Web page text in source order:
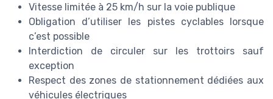
Vitesse limitée à 25 km/h sur la voie publique
Obligation d’utiliser les pistes cyclables lorsque
c’est possible
Interdiction de circuler sur les trottoirs sauf
exception
Respect des zones de stationnement dédiées aux
véhicules électriques